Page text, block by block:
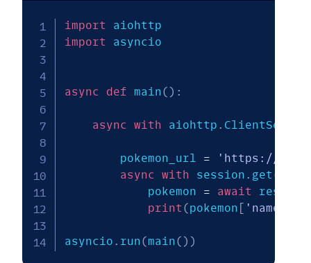
import
import asyncio
async def main( ) :
async with aiohttp .
        pokemon_url
=
'https://
async
with session . get (
            pokemon
= await resp
print(pokemon [ 'name'
asyncio . run(main( ) )